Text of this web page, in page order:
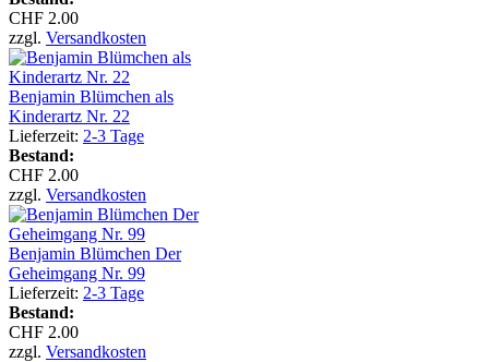
CHF 2.00
zzgl. Versandkosten
Benjamin Blümchen als
Kinderartz Nr. 22
Lieferzeit: 2-3 Tage
Bestand:
CHF 2.00
zzgl. Versandkosten
Benjamin Blümchen Der
Geheimgang Nr. 99
Lieferzeit: 2-3 Tage
Bestand:
CHF 2.00
zzgl. Versandkosten